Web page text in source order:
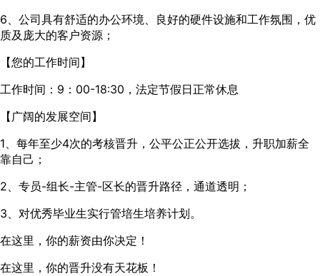
6、公司具有舒适的办公环境、良好的硬件设施和工作氛围，优
质及庞大的客户资源；
【您的工作时间】
工作时间：9：00-18:30，法定节假日正常休息
【广阔的发展空间】
1、每年至少4次的考核晋升，公平公正公开选拔，升职加薪全
靠自己；
2、专员-组长-主管-区长的晋升路径，通道透明；
3、对优秀毕业生实行管培生培养计划。
在这里，你的薪资由你决定！
在这里，你的晋升没有天花板！